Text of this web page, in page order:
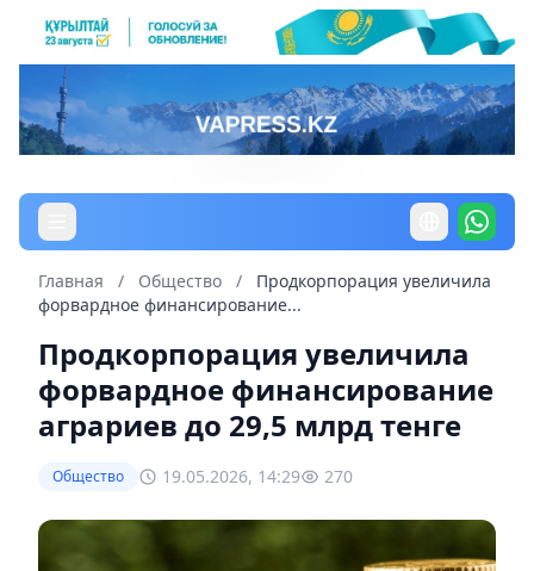
Главная / Общество /
Продкорпорация увеличила
форвардное финансирование...
Продкорпорация увеличила
форвардное финансирование
аграриев до 29,5 млрд тенге
Общество 19.05.2026, 14:29 270